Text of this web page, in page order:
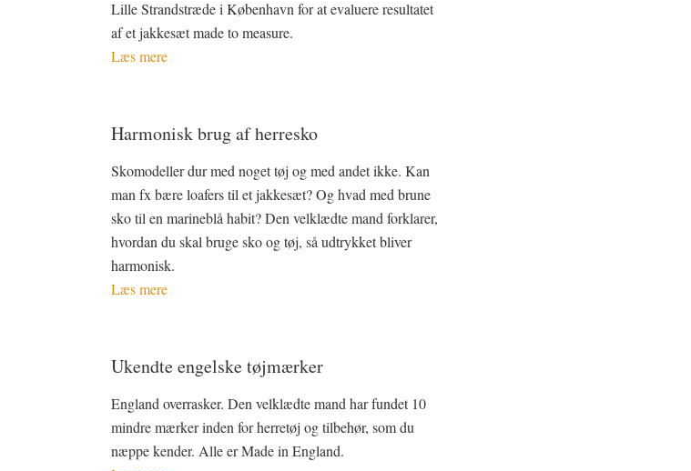
Lille Strandstræde i København for at evaluere resultatet
af et jakkesæt made to measure.
Læs mere
Harmonisk brug af herresko
Skomodeller dur med noget tøj og med andet ikke. Kan
man fx bære loafers til et jakkesæt? Og hvad med brune
sko til en marineblå habit? Den velklædte mand forklarer,
hvordan du skal bruge sko og tøj, så udtrykket bliver
harmonisk.
Læs mere
Ukendte engelske tøjmærker
England overrasker. Den velklædte mand har fundet 10
mindre mærker inden for herretøj og tilbehør, som du
næppe kender. Alle er Made in England.